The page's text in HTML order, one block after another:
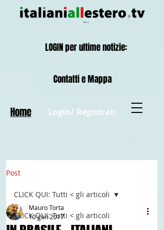
Login/ Registrati
Contatti e Mappa
Home
LOGIN per ultime notizie:
Post
CLICK QUI: Tutti < gli articoli
CLICK QUI: Tutti < gli articoli
Mauro Torta
10 gen 2017